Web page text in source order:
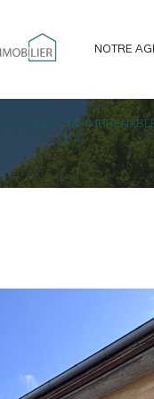
biens vendus
NOTRE
VUE